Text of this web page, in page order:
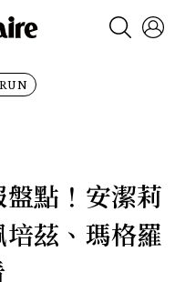
點！安潔莉
茲、瑪格羅